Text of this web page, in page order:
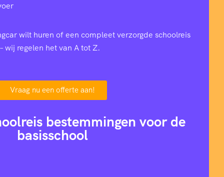
wilt huren of een compleet verzorgde schoolreis
wij regelen het van A tot Z.
Vraag nu een offerte aan!
bestemmingen voor de
basisschool